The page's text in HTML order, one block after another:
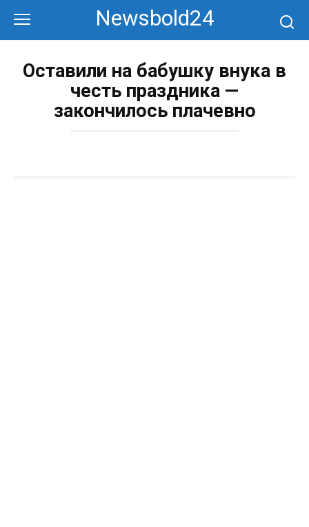
контенту
Newsbold24
Оставили на бабушку внука в
честь праздника —
закончилось плачевно